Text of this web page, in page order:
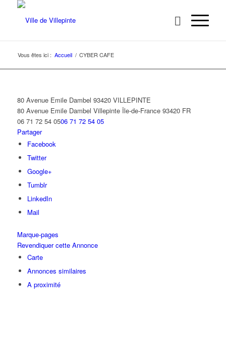
Vous êtes ici : Accueil / CYBER CAFE
80 Avenue Emile Dambel 93420 VILLEPINTE
80 Avenue Emile Dambel Villepinte Île-de-France 93420 FR
06 71 72 54 0506 71 72 54 05
Partager
Facebook
Twitter
Google+
Tumblr
LinkedIn
Mail
Marque-pages
Revendiquer cette Annonce
Carte
Annonces similaires
A proximité